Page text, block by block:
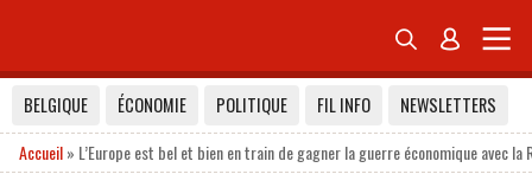
 
BELGIQUE ÉCONOMIE POLITIQUE FIL INFO
NEWSLETTERS
Accueil» L’Europe est bel et bien en train de gagner la guerre économique avec la